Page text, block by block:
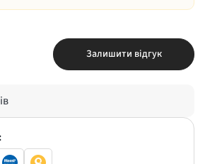
Залишити відгук